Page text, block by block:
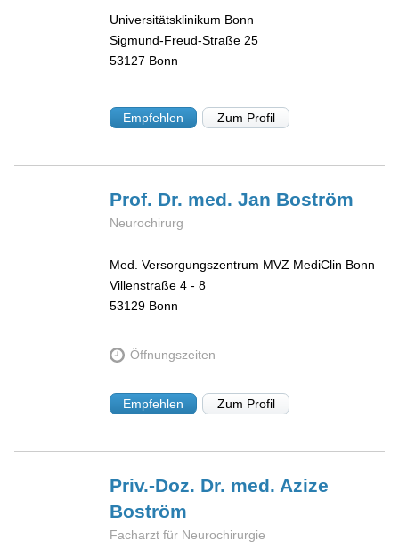
Universitätsklinikum Bonn
Sigmund-Freud-Straße 25
53127 Bonn
Empfehlen Zum Profil
Prof. Dr. med. Jan Boström
Neurochirurg
Med. Versorgungszentrum MVZ MediClin Bonn
Villenstraße 4 - 8
53129 Bonn
Öffnungszeiten
Empfehlen Zum Profil
Priv.-Doz. Dr. med. Azize
Boström
Facharzt für Neurochirurgie